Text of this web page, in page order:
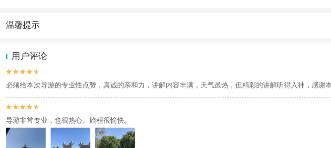
本产品由青岛驿路同行国际旅行社有限公司代理招徕，委托社为北京小马过河国际旅行社有限公司，具体的旅游服务和操作
温馨提示
2.为普及旅游安全知识及旅游文明公约，使您的旅程顺利圆满完成，特制定
用户评论


必须给本次导游的专业性点赞，真诚的亲和力，讲解内容丰满，天气虽热，但精彩的讲解听得入神，感谢


导游非常专业，也很热心。旅程很愉快。